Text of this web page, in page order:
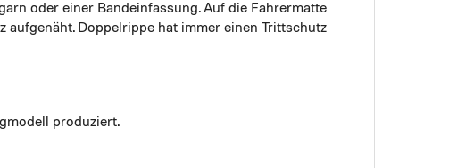
oder einer Bandeinfassung. Auf die Fahrermatte
Doppelrippe hat immer einen Trittschutz
produziert.